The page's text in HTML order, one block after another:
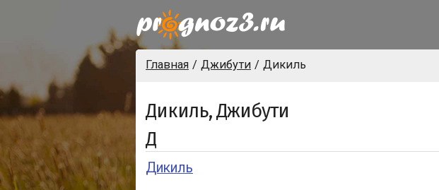
Главная Джибути Дикиль
Дикиль, Джибути
Д
Дикиль